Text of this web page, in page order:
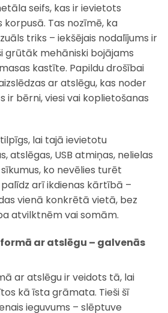
seifs, kas ir ievietots
Tas nozīmē, ka
triks – iekšējais nodalījums ir
grūtāk mehāniski bojājams
kastīte. Papildu drošībai
ar atslēgu, kas noder
ir bērni, viesi vai koplietošanas
lai tajā ievietotu
atslēgas, USB atmiņas, nelielas
ko nevēlies turēt
arī ikdienas kārtībā –
vienā konkrētā vietā, bez
atvilktnēm vai somām.
ar atslēgu – galvenās
ar atslēgu ir veidots tā, lai
kā īsta grāmata. Tieši šī
ieguvums – slēptuve